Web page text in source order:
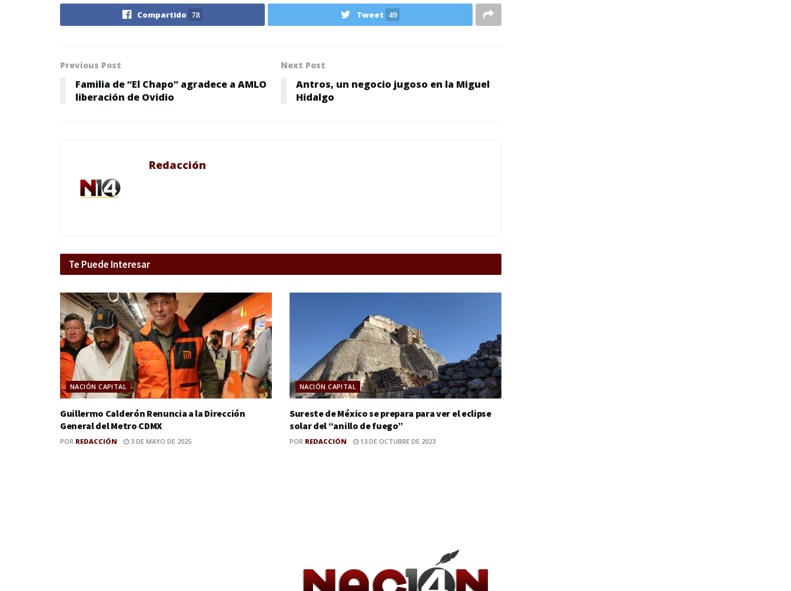
Compartido 78 Tweet 49
Previous Post
Familia de “El Chapo” agradece a AMLO
liberación de Ovidio
Next Post
Antros, un negocio jugoso en la Miguel
Hidalgo
Redacción
Te Puede Interesar
NACIÓN CAPITAL
Guillermo Calderón Renuncia a la Dirección
General del Metro CDMX
POR REDACCIÓN 3 DE MAYO DE 2025
NACIÓN CAPITAL
Sureste de México se prepara para ver el eclipse
solar del “anillo de fuego”
POR REDACCIÓN 13 DE OCTUBRE DE 2023